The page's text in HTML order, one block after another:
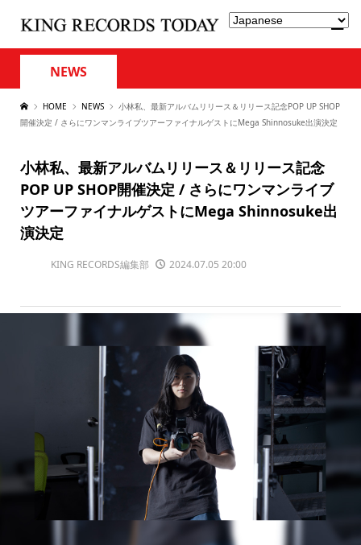
NEWS
HOME NEWS
小林私、最新アルバムリリース＆リリース記念POP UP SHOP
開催決定 / さらにワンマンライブツアーファイナルゲストにMega Shinnosuke出演決定
小林私、最新アルバムリリース＆リリース記念
POP UP SHOP開催決定 / さらにワンマンライブ
ツアーファイナルゲストにMega Shinnosuke出
演決定
KING RECORDS編集部 2024.07.05 20:00